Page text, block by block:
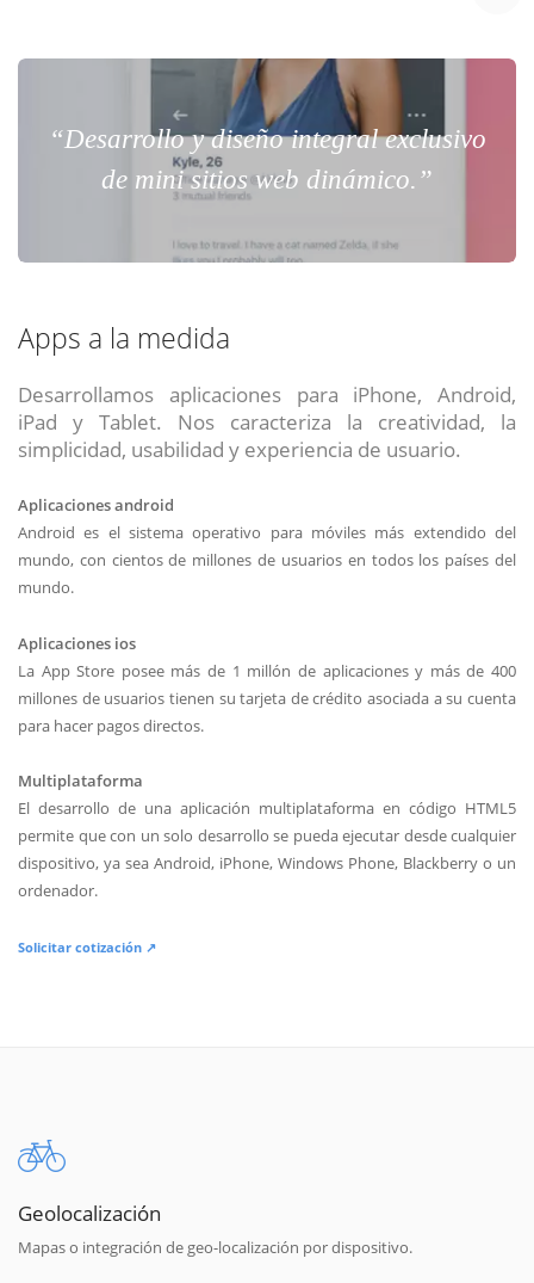
“Desarrollo y diseño integral exclusivo
de mini sitios web dinámico.”
Apps a la medida
Desarrollamos aplicaciones para iPhone, Android,
iPad y Tablet. Nos caracteriza la creatividad, la
simplicidad, usabilidad y experiencia de usuario.
Aplicaciones android
Android es el sistema operativo para móviles más extendido del
mundo, con cientos de millones de usuarios en todos los países del
mundo.
Aplicaciones ios
La App Store posee más de 1 millón de aplicaciones y más de 400
millones de usuarios tienen su tarjeta de crédito asociada a su cuenta
para hacer pagos directos.
Multiplataforma
El desarrollo de una aplicación multiplataforma en código HTML5
permite que con un solo desarrollo se pueda ejecutar desde cualquier
dispositivo, ya sea Android, iPhone, Windows Phone, Blackberry o un
ordenador.
Solicitar cotización ↗
Geolocalización
Mapas o integración de geo-localización por dispositivo.